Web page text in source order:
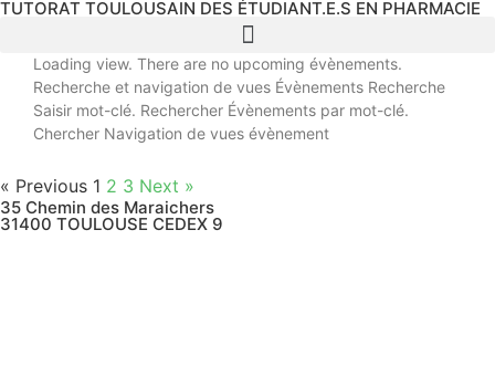
TUTORAT TOULOUSAIN DES ÉTUDIANT.E.S EN PHARMACIE
Loading view. There are no upcoming évènements.
Recherche et navigation de vues Évènements Recherche
Saisir mot-clé. Rechercher Évènements par mot-clé.
Chercher Navigation de vues évènement
« Previous 1 2 3 Next »
35 Chemin des Maraichers
31400 TOULOUSE CEDEX 9